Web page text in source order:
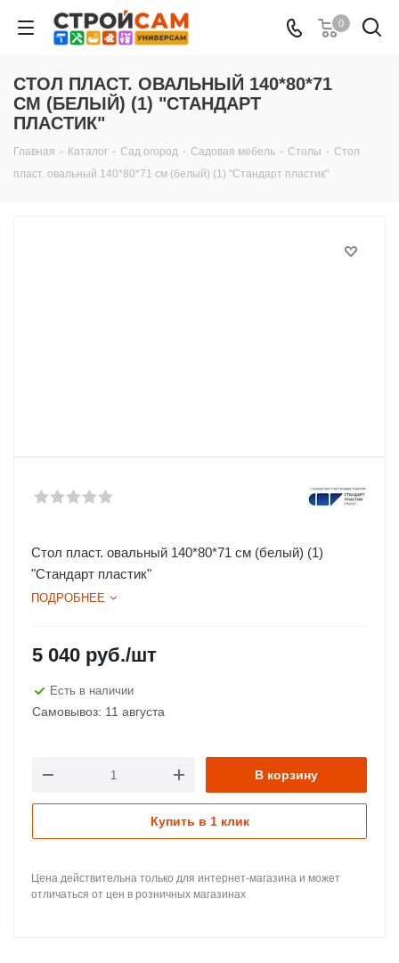
0
СТОЛ ПЛАСТ. ОВАЛЬНЫЙ 140*80*71
СМ (БЕЛЫЙ) (1) "СТАНДАРТ
ПЛАСТИК"
Главная - Каталог - Сад огород - Садовая мебель - Столы - Стол
пласт. овальный 140*80*71 см (белый) (1) "Стандарт пластик"
Стол пласт. овальный 140*80*71 см (белый) (1)
"Стандарт пластик"
ПОДРОБНЕЕ
5 040 руб./шт
Есть в наличии
Самовывоз: 11 августа
В корзину
Купить в 1 клик
Цена действительна только для интернет-магазина и может
отличаться от цен в розничных магазинах